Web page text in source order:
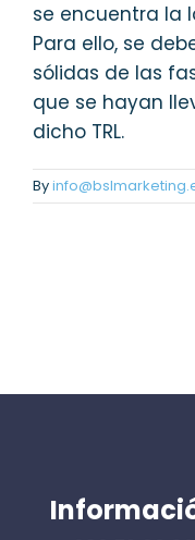
se encuentra la
Para ello, se
sólidas de las
que se hayan
dicho TRL.
By